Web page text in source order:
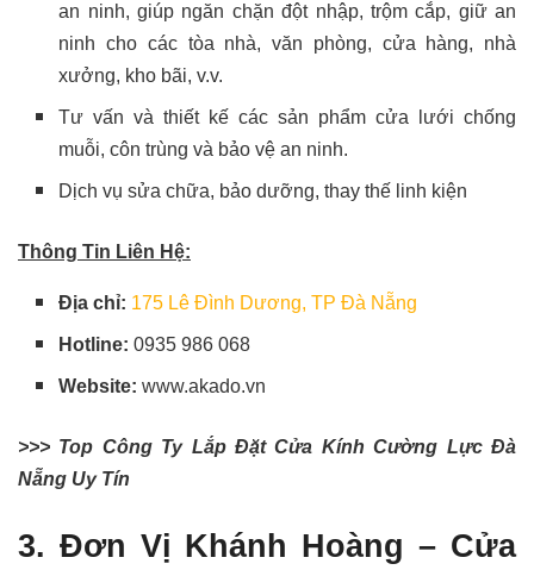
an ninh, giúp ngăn chặn đột nhập, trộm cắp, giữ an
ninh cho các tòa nhà, văn phòng, cửa hàng, nhà
xưởng, kho bãi, v.v.
Tư vấn và thiết kế các sản phẩm cửa lưới chống
muỗi, côn trùng và bảo vệ an ninh.
Dịch vụ sửa chữa, bảo dưỡng, thay thế linh kiện
Thông Tin Liên Hệ:
Địa chỉ: 175 Lê Đình Dương, TP Đà Nẵng
Hotline:0935 986 068
Website: www.akado.vn
>>> Top Công Ty Lắp Đặt Cửa Kính Cường Lực Đà
Nẵng Uy Tín
3. Đơn Vị Khánh Hoàng – Cửa